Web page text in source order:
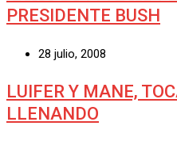
PRESIDENTE BUSH
28 julio, 2008
LUIFER Y MANE,
LLENANDO